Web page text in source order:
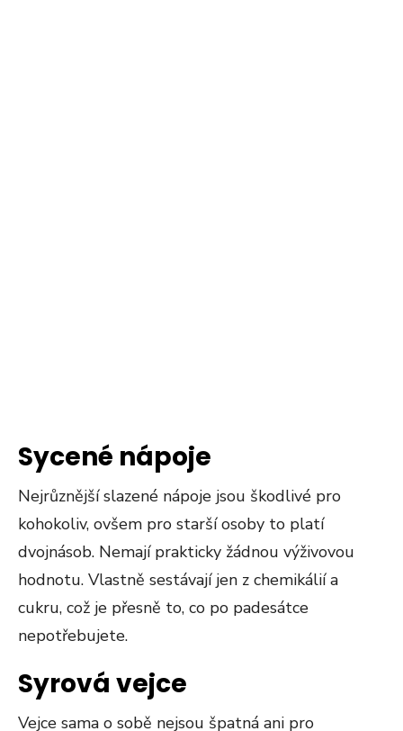
Sycené nápoje
Nejrůznější slazené nápoje jsou škodlivé pro
kohokoliv, ovšem pro starší osoby to platí
dvojnásob. Nemají prakticky žádnou výživovou
hodnotu. Vlastně sestávají jen z chemikálií a
cukru, což je přesně to, co po padesátce
nepotřebujete.
Syrová vejce
Vejce sama o sobě nejsou špatná ani pro